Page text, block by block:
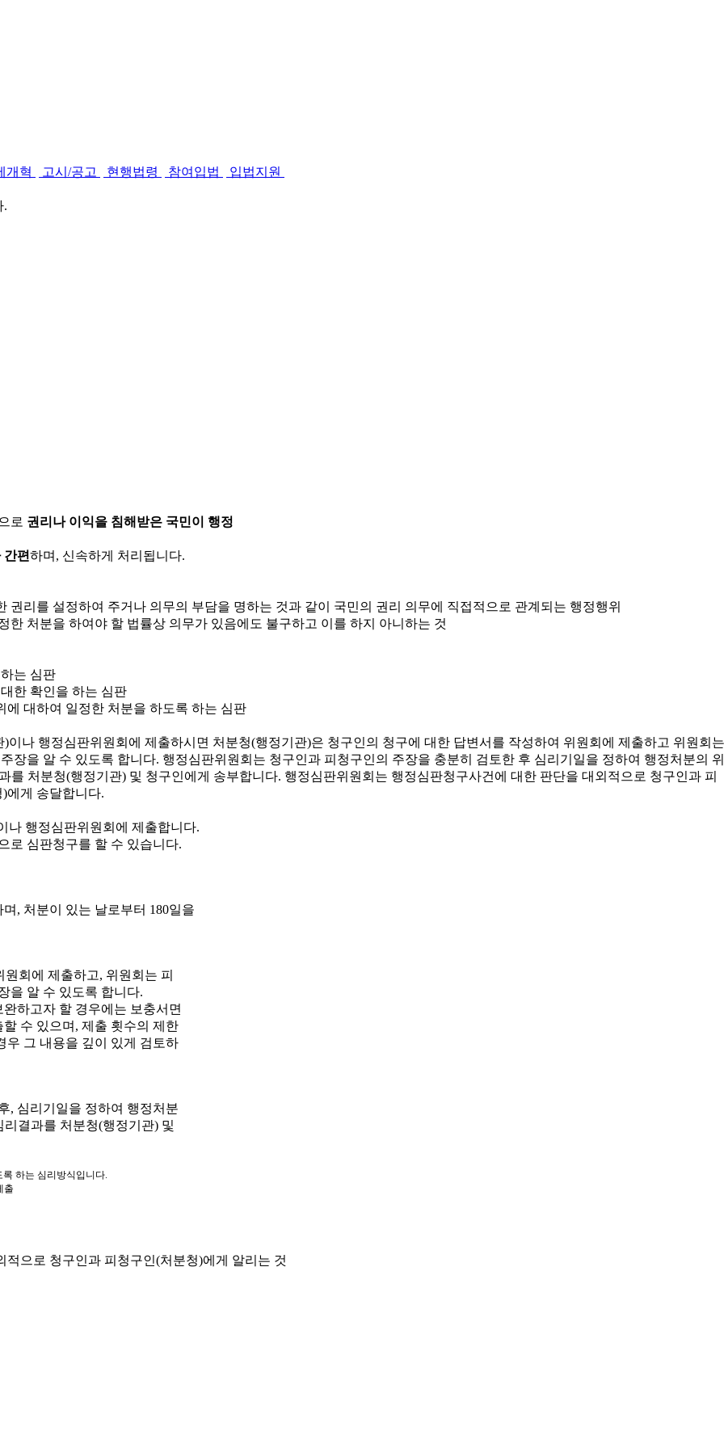
개혁 고시/공고 현행법령 참여입법
입법지원
.
로 권리나 이익을 침해받은 국민이 행정
간편하며, 신속하게 처리됩니다.
리를 설정하여 주거나 의무의 부담을 명하는 것과 같이 국민의 권리 의무에 직접적으로 관계되는 행정행위
한 처분을 하여야 할 법률상 의무가 있음에도 불구하고 이를 하지 아니하는 것
는 심판
한 확인을 하는 심판
대하여 일정한 처분을 하도록 하는 심판
나 행정심판위원회에 제출합니다.
로 심판청구를 할 수 있습니다.
, 처분이 있는 날로부터 180일을
회에 제출하고, 위원회는 피
을 알 수 있도록 합니다.
하고자 할 경우에는 보충서면
수 있으며, 제출 횟수의 제한
우 그 내용을 깊이 있게 검토하
, 심리기일을 정하여 행정처분
결과를 처분청(행정기관) 및
록 하는 심리방식입니다.
출
으로 청구인과 피청구인(처분청)에게 알리는 것